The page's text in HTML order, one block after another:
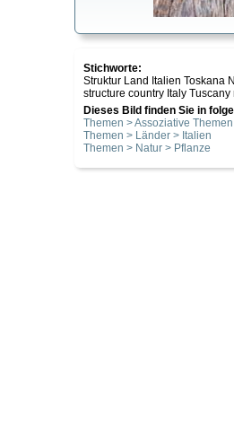
Stichworte:
Struktur Land Italien Toskana
structure country Italy
Dieses Bild finden Sie in
Themen > Assoziative
Themen > Länder > Italien
Themen > Natur > Pflanze